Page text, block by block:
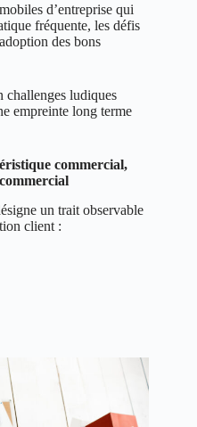
d’entreprise qui
fréquente, les défis
des bons
challenges ludiques
empreinte long terme
commercial,
un trait observable
client :